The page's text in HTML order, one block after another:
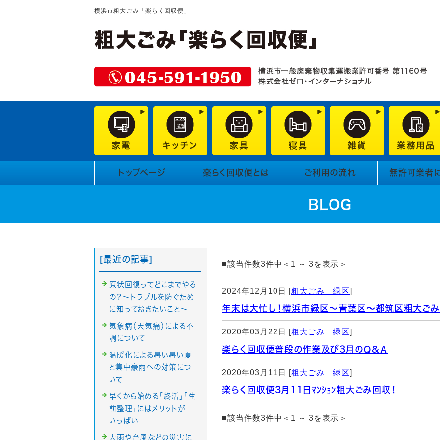
横浜市粗大ごみ「楽らく回収便」
トップページ 楽らく回収便とは ご利用の流れ 無許可業者
BLOG
■該当件数3件中＜1 ～ 3を表示＞
2024年12月10日 [粗大ごみ 緑区]
年末は大忙し！横浜市緑区～青葉区～都筑区粗大ご
2020年03月22日 [粗大ごみ 緑区]
楽らく回収便普段の作業及び3月のＱ&Ａ
2020年03月11日 [粗大ごみ 緑区]
楽らく回収便3月11日ﾏﾝｼｮﾝ粗大ごみ回収！
■該当件数3件中＜1 ～ 3を表示＞
[最近の記事]
原状回復ってどこまでやる
の？～トラブルを防ぐため
に知っておきたいこと～
気象病（天気痛）による不
調について
温暖化による暑い暑い夏
と集中豪雨への対策につ
いて
早くから始める「終活」「生
前整理」にはメリットが
いっぱい
大雨や台風などの災害に